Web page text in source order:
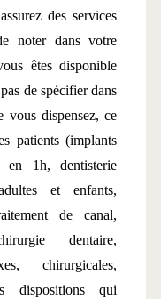
des services
noter dans votre
êtes disponible
de spécifier dans
dispensez, ce
patients (implants
en 1h, dentisterie
et enfants,
de canal,
dentaire,
chirurgicales,
dispositions qui